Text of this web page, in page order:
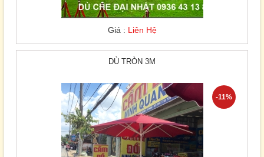
Giá : Liên Hệ
DÙ TRÒN 3M
-11%